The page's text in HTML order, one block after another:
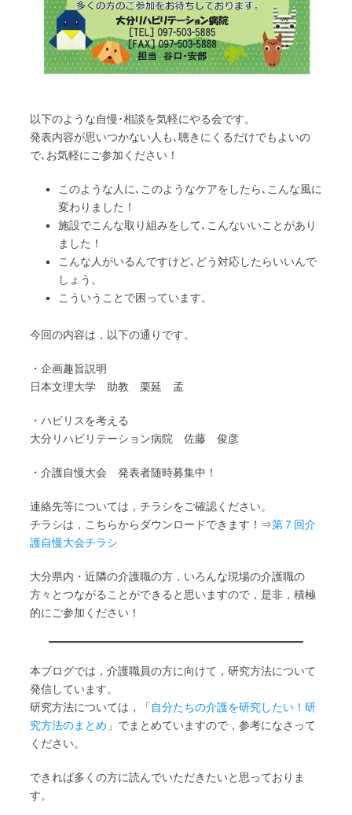
以下のような自慢･相談を気軽にやる会です。
発表内容が思いつかない人も､聴きにくるだけでもよいの
で､お気軽にご参加ください！
このような人に､このようなケアをしたら､こんな風に
変わりました！
施設でこんな取り組みをして､こんないいことがあり
ました！
こんな人がいるんですけど､どう対応したらいいんで
しょう。
こういうことで困っています。
今回の内容は，以下の通りです。
・企画趣旨説明
日本文理大学 助教 栗延 孟
・ハビリスを考える
大分リハビリテーション病院 佐藤 俊彦
・介護自慢大会 発表者随時募集中！
連絡先等については，チラシをご確認ください。
チラシは，こちらからダウンロードできます！⇒第７回介
護自慢大会チラシ
大分県内・近隣の介護職の方，いろんな現場の介護職の
方々とつながることができると思いますので，是非，積極
的にご参加ください！
本ブログでは，介護職員の方に向けて，研究方法について
発信しています。
研究方法については，「 自分たちの介護を研究したい！研
究方法のまとめ 」でまとめていますので，参考になさって
ください。
できれば多くの方に読んでいただきたいと思っておりま
す。